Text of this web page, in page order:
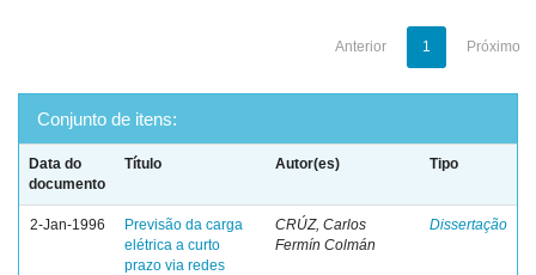
Anterior 1 Próximo
Conjunto de itens:
Data do
documento
Título Autor(es) Tipo
2-Jan-1996
Previsão da carga
elétrica a curto
prazo via redes
CRÚZ, Carlos
Fermín Colmán
Dissertação